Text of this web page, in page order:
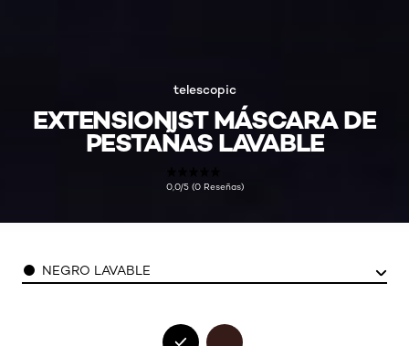
telescopic
EXTENSIONIST MÁSCARA DE
PESTAÑAS LAVABLE
0,0/5 (0 Reseñas)
ColorNEGRO LAVABLE